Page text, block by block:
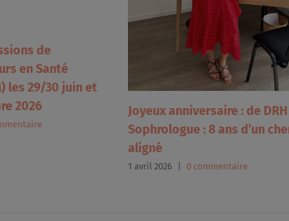
de
en Santé
les 29/30 juin et
2026
Joyeux anniversaire : de
Sophrologue : 8 ans d’un
aligné
1 avril 2026 0 commentaire